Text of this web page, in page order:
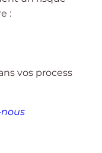
:
vos process